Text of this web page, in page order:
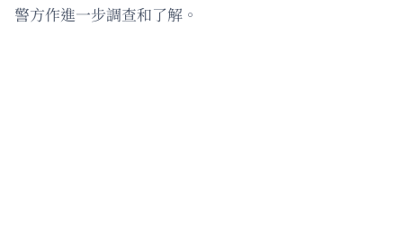
警方作進一步調查和了解。